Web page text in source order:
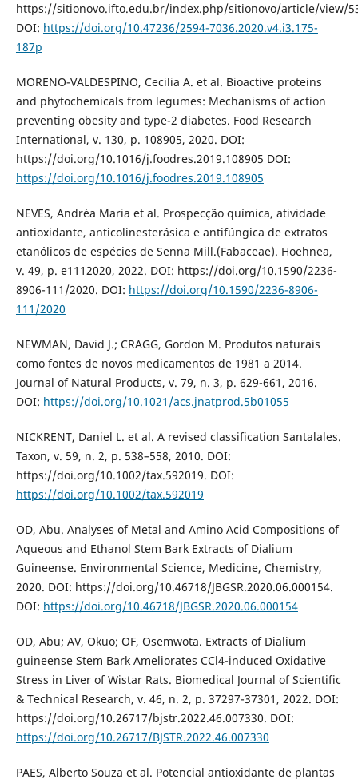
https://sitionovo.ifto.edu.br/index.php/sitionovo/article/view/
DOI: https://doi.org/10.47236/2594-7036.2020.v4.i3.175-
187p
MORENO-VALDESPINO, Cecilia A. et al. Bioactive proteins
and phytochemicals from legumes: Mechanisms of action
preventing obesity and type-2 diabetes. Food Research
International, v. 130, p. 108905, 2020. DOI:
https://doi.org/10.1016/j.foodres.2019.108905 DOI:
https://doi.org/10.1016/j.foodres.2019.108905
NEVES, Andréa Maria et al. Prospecção química, atividade
antioxidante, anticolinesterásica e antifúngica de extratos
etanólicos de espécies de Senna Mill.(Fabaceae). Hoehnea,
v. 49, p. e1112020, 2022. DOI: https://doi.org/10.1590/2236-
8906-111/2020. DOI: https://doi.org/10.1590/2236-8906-
111/2020
NEWMAN, David J.; CRAGG, Gordon M. Produtos naturais
como fontes de novos medicamentos de 1981 a 2014.
Journal of Natural Products, v. 79, n. 3, p. 629-661, 2016.
DOI: https://doi.org/10.1021/acs.jnatprod.5b01055
NICKRENT, Daniel L. et al. A revised classification Santalales.
Taxon, v. 59, n. 2, p. 538–558, 2010. DOI:
https://doi.org/10.1002/tax.592019. DOI:
https://doi.org/10.1002/tax.592019
OD, Abu. Analyses of Metal and Amino Acid Compositions of
Aqueous and Ethanol Stem Bark Extracts of Dialium
Guineense. Environmental Science, Medicine, Chemistry,
2020. DOI: https://doi.org/10.46718/JBGSR.2020.06.000154.
DOI: https://doi.org/10.46718/JBGSR.2020.06.000154
OD, Abu; AV, Okuo; OF, Osemwota. Extracts of Dialium
guineense Stem Bark Ameliorates CCl4-induced Oxidative
Stress in Liver of Wistar Rats. Biomedical Journal of Scientific
& Technical Research, v. 46, n. 2, p. 37297-37301, 2022. DOI:
https://doi.org/10.26717/bjstr.2022.46.007330. DOI:
https://doi.org/10.26717/BJSTR.2022.46.007330
PAES, Alberto Souza et al. Potencial antioxidante de plantas